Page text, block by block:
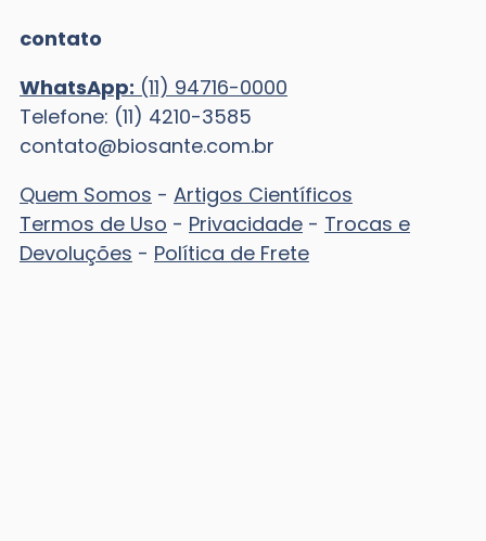
contato
WhatsApp: (11) 94716-0000
Telefone: (11) 4210-3585
contato@biosante.com.br
Quem Somos - Artigos Científicos
Termos de Uso - Privacidade - Trocas e
Devoluções - Política de Frete